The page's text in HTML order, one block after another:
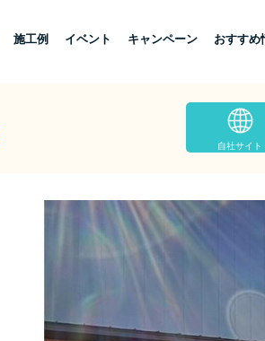
施工例 イベント キャンペーン おすすめ
自社サイト